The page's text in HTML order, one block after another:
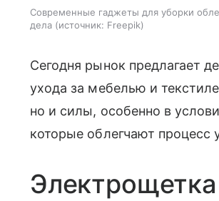
Современные гаджеты для уборки
дела
источник: Freepik
Сегодня рынок предлагает
ухода за мебелью и
но и силы, особенно в
которые облегчают